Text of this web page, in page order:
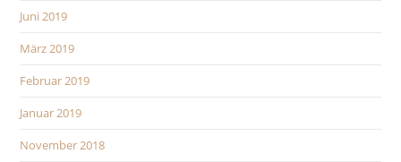
Juni 2019
März 2019
Februar 2019
Januar 2019
November 2018